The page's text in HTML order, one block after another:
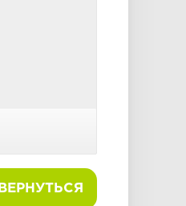
ВЕРНУТЬСЯ